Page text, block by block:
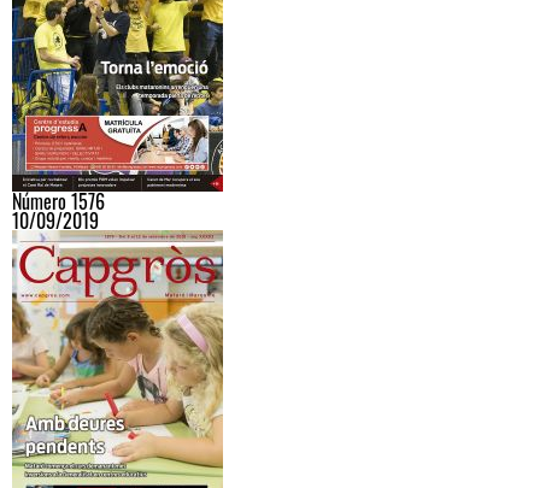
Número 1576
10/09/2019